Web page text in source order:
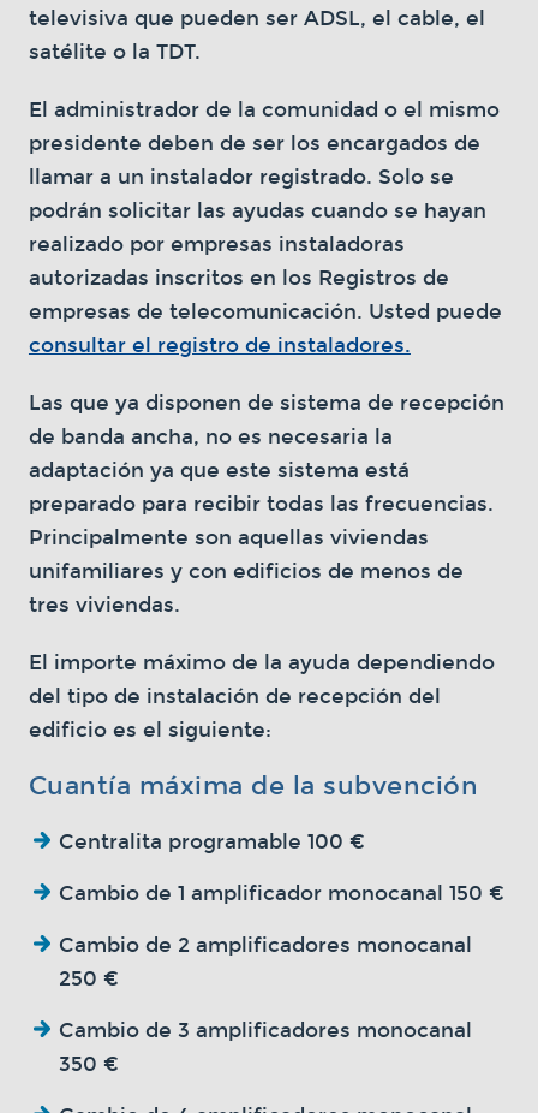
televisiva que pueden ser ADSL, el cable, el
satélite o la TDT.
El administrador de la comunidad o el mismo
presidente deben de ser los encargados de
llamar a un instalador registrado. Solo se
podrán solicitar las ayudas cuando se hayan
realizado por empresas instaladoras
autorizadas inscritos en los Registros de
empresas de telecomunicación. Usted puede
consultar el registro de instaladores.
Las que ya disponen de sistema de recepción
de banda ancha, no es necesaria la
adaptación ya que este sistema está
preparado para recibir todas las frecuencias.
Principalmente son aquellas viviendas
unifamiliares y con edificios de menos de
tres viviendas.
El importe máximo de la ayuda dependiendo
del tipo de instalación de recepción del
edificio es el siguiente:
Cuantía máxima de la subvención
Centralita programable 100 €
Cambio de 1 amplificador monocanal 150 €
Cambio de 2 amplificadores monocanal
250 €
Cambio de 3 amplificadores monocanal
350 €